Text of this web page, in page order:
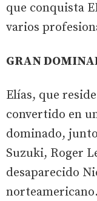
que conquista
varios
GRAN
Elías, que
convertido en
dominado,
Suzuki, Roger
desaparecido